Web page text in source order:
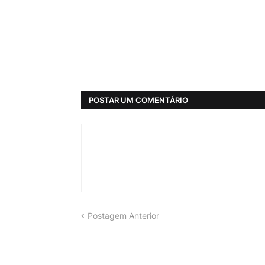
POSTAR UM COMENTÁRIO
Postagem Anterior